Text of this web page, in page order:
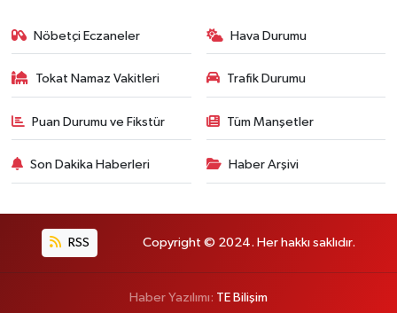
Nöbetçi Eczaneler Hava Durumu
Tokat Namaz Vakitleri Trafik Durumu
Puan Durumu ve Fikstür Tüm Manşetler
Son Dakika Haberleri Haber Arşivi
RSS Copyright © 2024. Her hakkı saklıdır.
Haber Yazılımı: TE Bilişim